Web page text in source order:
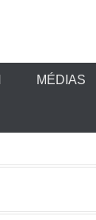
MÉDIAS